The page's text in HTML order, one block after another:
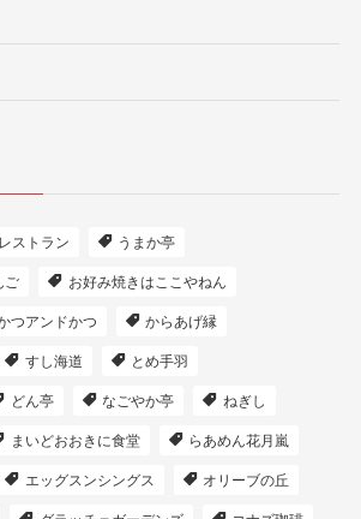
ストラン うまか亭
ご お好み焼きはここやねん
つアンドかつ からあげ縁
すし海道 とめ手羽
どん亭 なごやか亭 ねぎし
まいどおおきに食堂 らあめん花月嵐
エッグスンシングス オリーブの丘